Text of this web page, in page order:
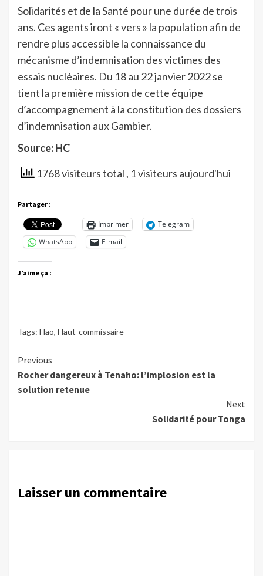
Solidarités et de la Santé pour une durée de trois
ans. Ces agents iront « vers » la population afin de
rendre plus accessible la connaissance du
mécanisme d’indemnisation des victimes des
essais nucléaires. Du 18 au 22 janvier 2022 se
tient la première mission de cette équipe
d’accompagnement à la constitution des dossiers
d’indemnisation aux Gambier.
Source: HC
1768 visiteurs total , 1 visiteurs aujourd'hui
Partager :
Imprimer
Telegram
WhatsApp
E-mail
J’aime ça :
Tags: Hao, Haut-commissaire
Continue
Reading
Previous
Rocher dangereux à Tenaho: l’implosion est la
solution retenue
Next
Solidarité pour Tonga
Laisser un commentaire